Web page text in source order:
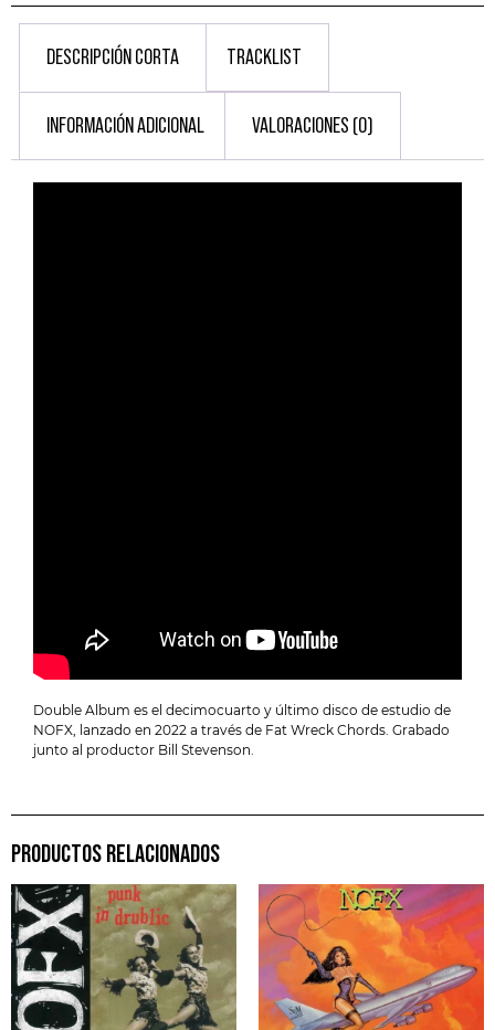
DESCRIPCIÓN CORTA TRACKLIST
INFORMACIÓN ADICIONAL VALORACIONES (0)
Double Album es el decimocuarto y último disco de estudio de
NOFX, lanzado en 2022 a través de Fat Wreck Chords. Grabado
junto al productor Bill Stevenson.
PRODUCTOS RELACIONADOS